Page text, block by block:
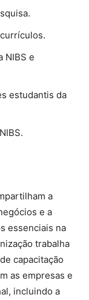
NIBS e
estudantis da
a
e a
essenciais na
trabalha
capacitação
as empresas e
incluindo a